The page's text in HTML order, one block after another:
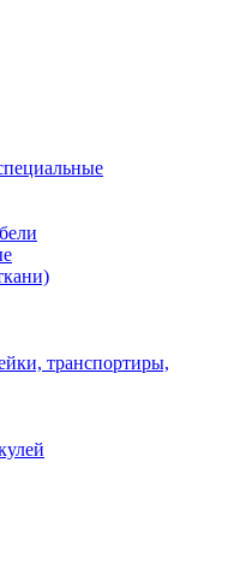
транспортиры,